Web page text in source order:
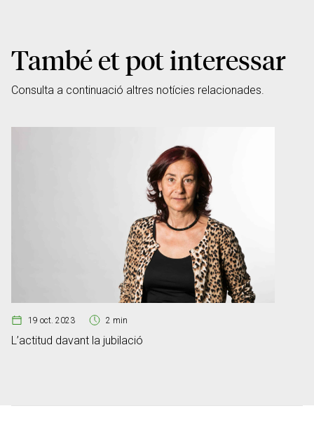
També et pot interessar
Consulta a continuació altres notícies relacionades.
19 oct. 2023 2 min
L’actitud davant la jubilació